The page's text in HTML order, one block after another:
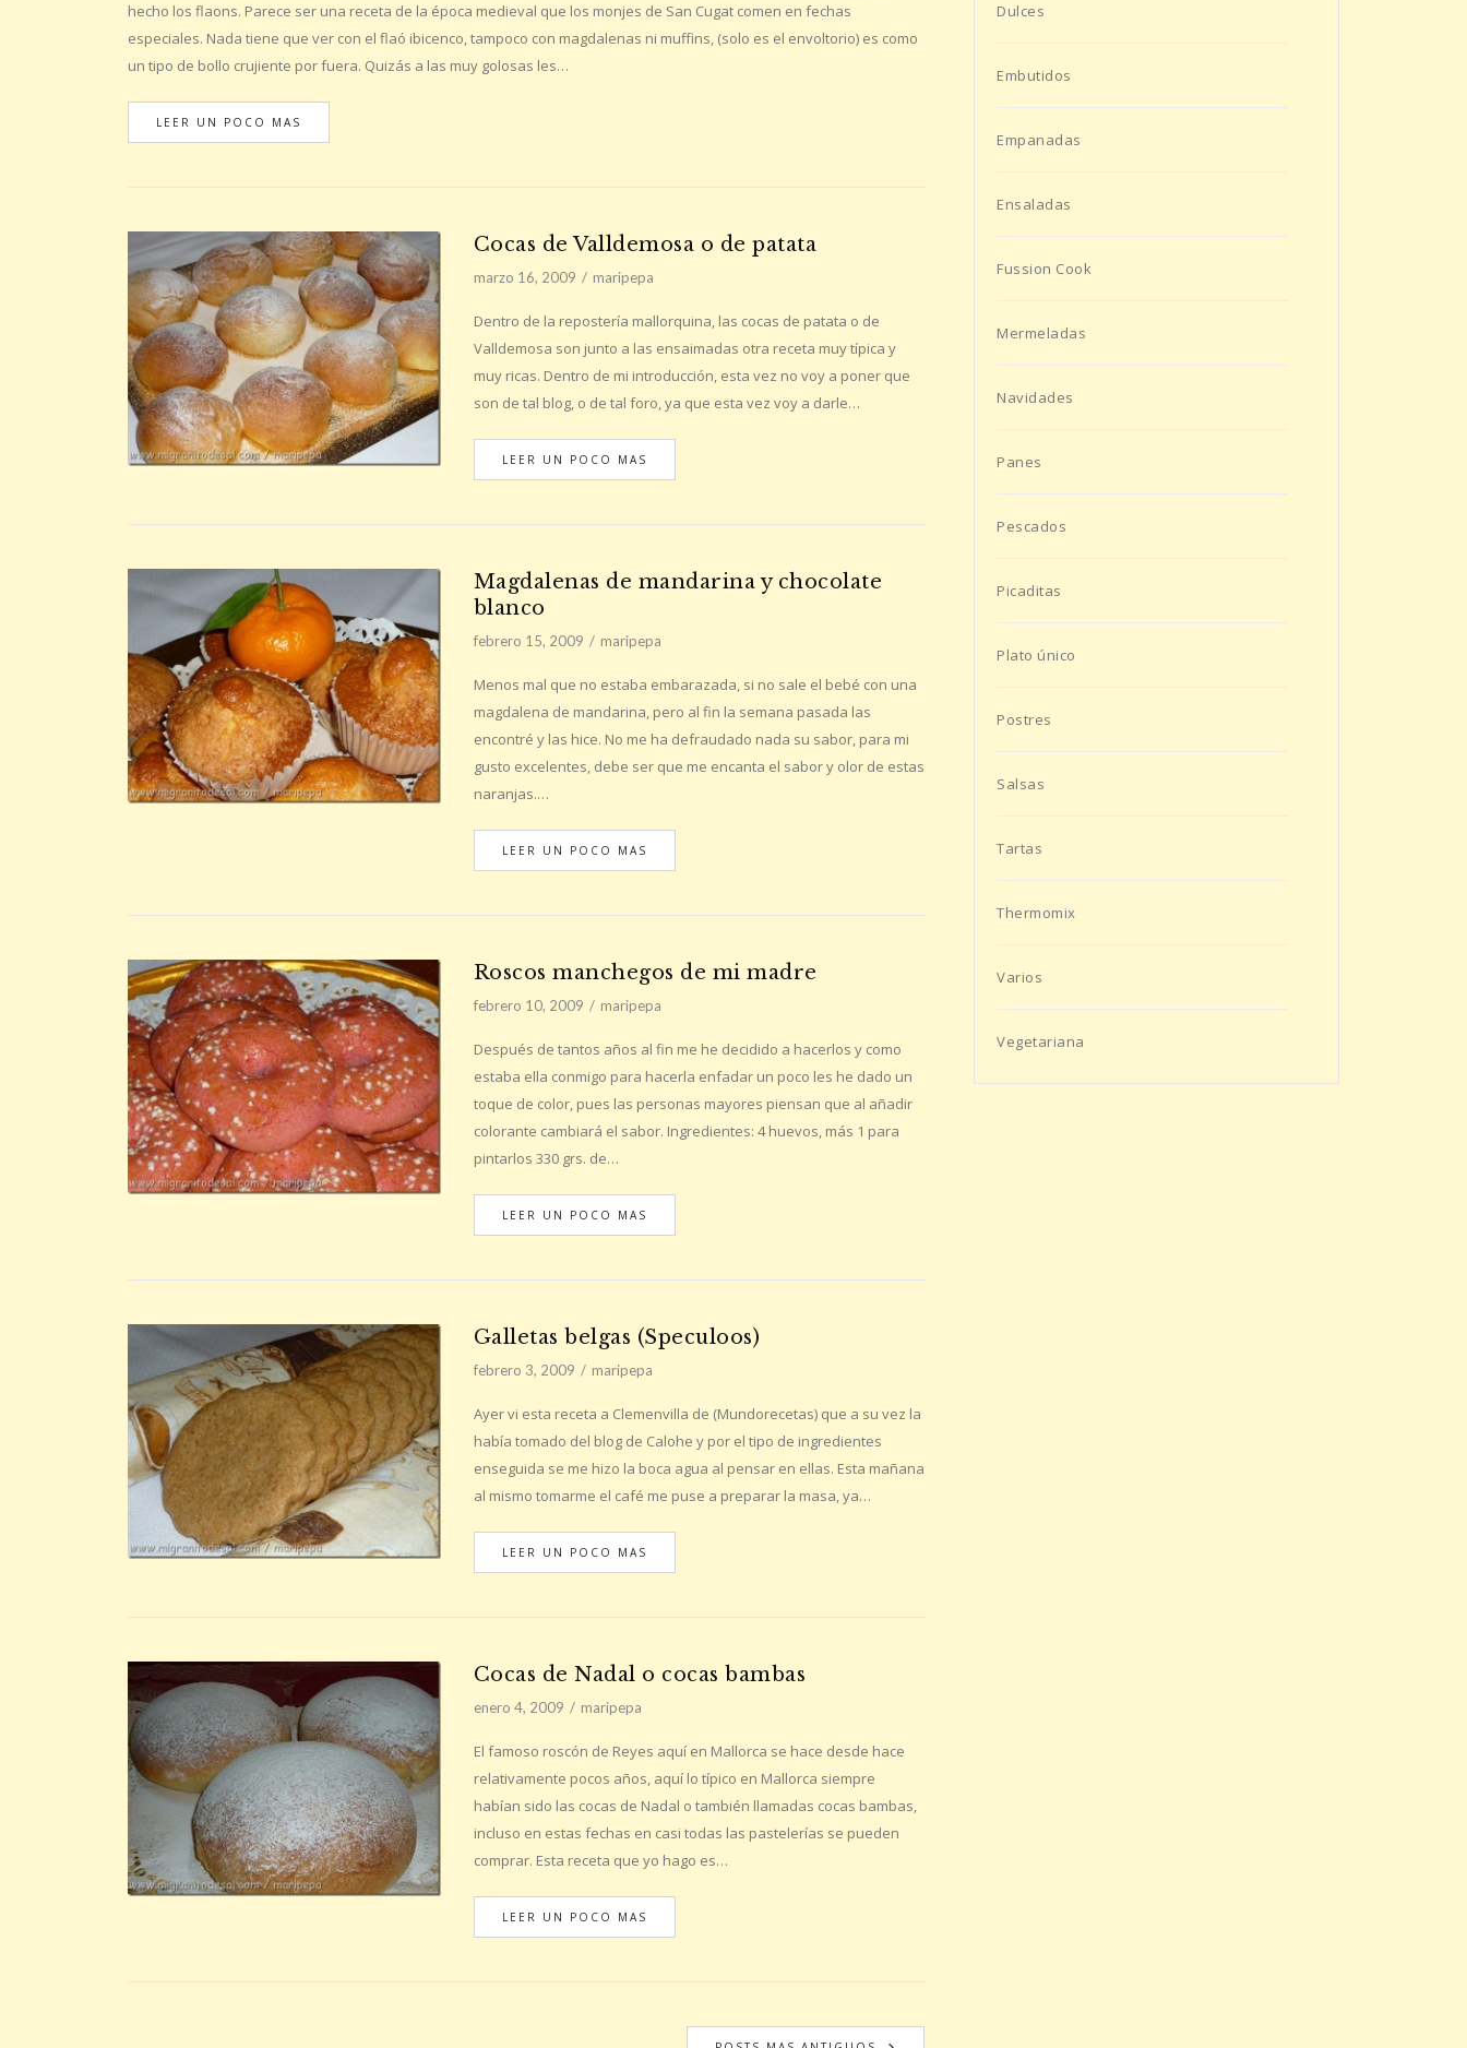
hecho los flaons. Parece ser una receta de la época medieval que los monjes de San Cugat comen en fechas
especiales. Nada tiene que ver con el flaó ibicenco, tampoco con magdalenas ni muffins, (solo es el envoltorio) es como
un tipo de bollo crujiente por fuera. Quizás a las muy golosas les…
LEER UN POCO MAS
Cocas de Valldemosa o de patata
marzo 16, 2009 maripepa
Dentro de la repostería mallorquina, las cocas de patata o de
Valldemosa son junto a las ensaimadas otra receta muy típica y
muy ricas. Dentro de mi introducción, esta vez no voy a poner que
son de tal blog, o de tal foro, ya que esta vez voy a darle…
LEER UN POCO MAS
Magdalenas de mandarina y chocolate
blanco
febrero 15, 2009 maripepa
Menos mal que no estaba embarazada, si no sale el bebé con una
magdalena de mandarina, pero al fin la semana pasada las
encontré y las hice. No me ha defraudado nada su sabor, para mi
gusto excelentes, debe ser que me encanta el sabor y olor de estas
naranjas.…
LEER UN POCO MAS
Roscos manchegos de mi madre
febrero 10, 2009 maripepa
Después de tantos años al fin me he decidido a hacerlos y como
estaba ella conmigo para hacerla enfadar un poco les he dado un
toque de color, pues las personas mayores piensan que al añadir
colorante cambiará el sabor. Ingredientes: 4 huevos, más 1 para
pintarlos 330 grs. de…
LEER UN POCO MAS
Galletas belgas (Speculoos)
febrero 3, 2009 maripepa
Ayer vi esta receta a Clemenvilla de (Mundorecetas) que a su vez la
había tomado del blog de Calohe y por el tipo de ingredientes
enseguida se me hizo la boca agua al pensar en ellas. Esta mañana
al mismo tomarme el café me puse a preparar la masa, ya…
LEER UN POCO MAS
Cocas de Nadal o cocas bambas
enero 4, 2009 maripepa
El famoso roscón de Reyes aquí en Mallorca se hace desde hace
relativamente pocos años, aquí lo típico en Mallorca siempre
habían sido las cocas de Nadal o también llamadas cocas bambas,
incluso en estas fechas en casi todas las pastelerías se pueden
comprar. Esta receta que yo hago es…
LEER UN POCO MAS
Dulces
Embutidos
Empanadas
Ensaladas
Fussion Cook
Mermeladas
Navidades
Panes
Pescados
Picaditas
Plato único
Postres
Salsas
Tartas
Thermomix
Varios
Vegetariana